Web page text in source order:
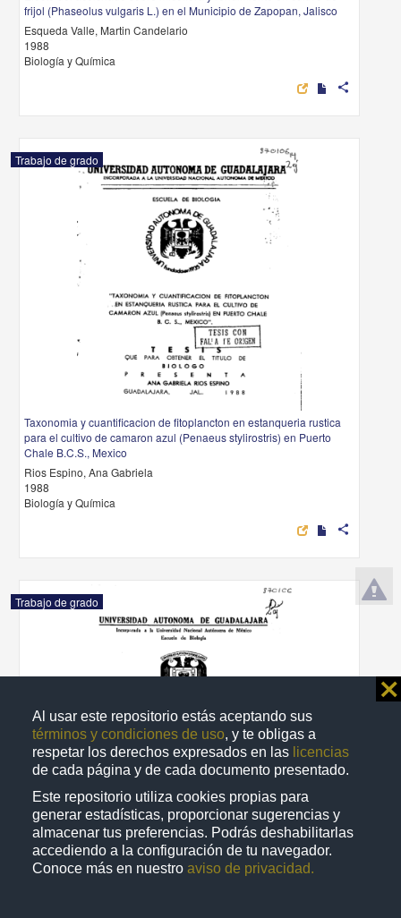
Al usar este repositorio estás aceptando sus
términos y condiciones de uso, y te obligas a
respetar los derechos expresados en las licencias
de cada página y de cada documento presentado.
Este repositorio utiliza cookies propias para
generar estadísticas, proporcionar sugerencias y
almacenar tus preferencias. Podrás deshabilitarlas
accediendo a la configuración de tu navegador.
Conoce más en nuestro aviso de privacidad.
⨯
frijol (Phaseolus vulgaris L.) en el Municipio de Zapopan, Jalisco
Esqueda Valle, Martin Candelario
1988
Biología y Química
share
Trabajo de grado
Taxonomia y cuantificacion de fitoplancton en estanqueria rustica
para el cultivo de camaron azul (Penaeus stylirostris) en Puerto
Chale B.C.S., Mexico
Rios Espino, Ana Gabriela
1988
Biología y Química
share
Trabajo de grado
Evaluacion de los niveles de bioacumulacion por metales pesados
en el ostion Crassostrea Virginica. Gmelin, como indicadores de